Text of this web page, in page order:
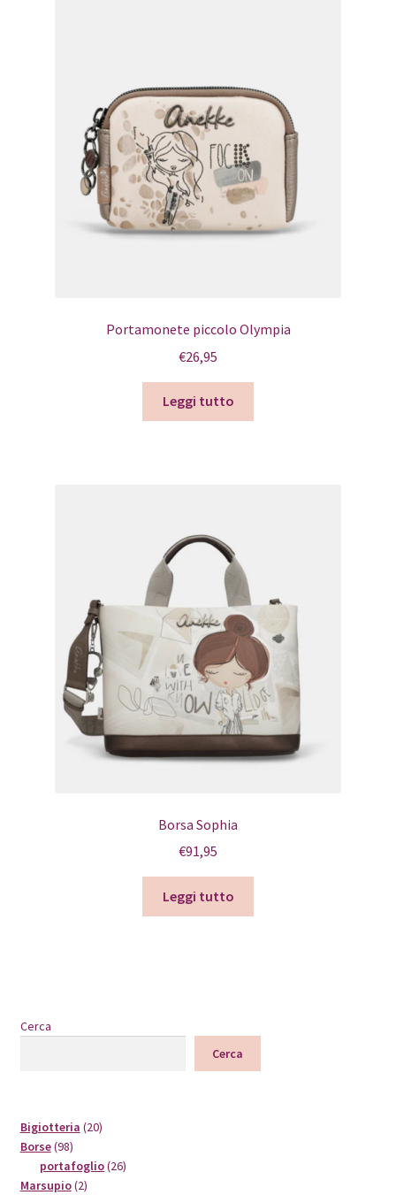
Portamonete piccolo Olympia
€26,95
Leggi tutto
Borsa Sophia
€91,95
Leggi tutto
Cerca
Cerca
Bigiotteria 2020
Borse 9898
prodotti
portafoglio 2626
Marsupio 22